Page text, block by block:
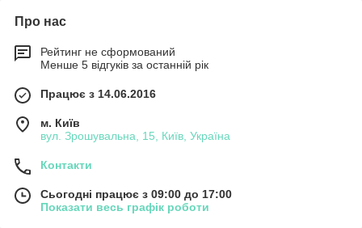
Про нас
Рейтинг не сформований
Менше 5 відгуків за останній рік
Працює з 14.06.2016
м. Київ
вул. Зрошувальна, 15, Київ, Україна
Контакти
Сьогодні працює з 09:00 до 17:00
Показати весь графік роботи